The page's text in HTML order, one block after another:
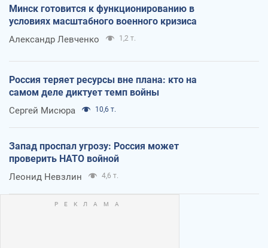
Минск готовится к функционированию в
условиях масштабного военного кризиса
Александр Левченко 1,2 т.
Россия теряет ресурсы вне плана: кто на
самом деле диктует темп войны
Сергей Мисюра 10,6 т.
Запад проспал угрозу: Россия может
проверить НАТО войной
Леонид Невзлин 4,6 т.